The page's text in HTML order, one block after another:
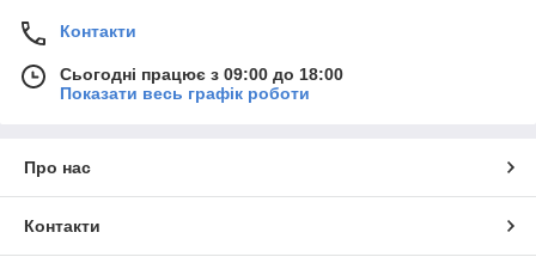
Контакти
Сьогодні працює з 09:00 до 18:00
Показати весь графік роботи
Про нас
Контакти